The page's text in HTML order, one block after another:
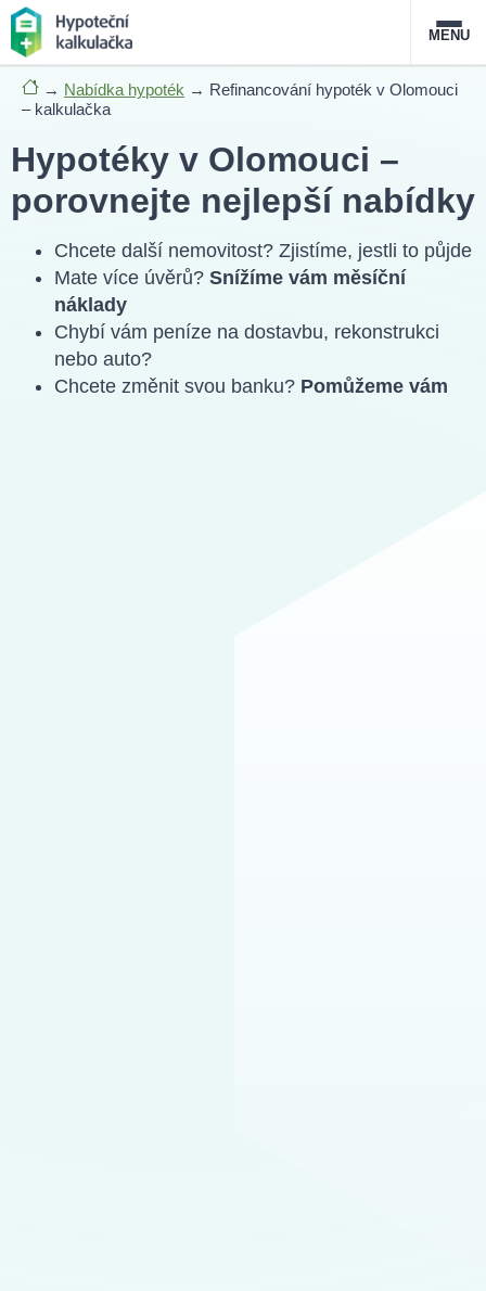
Nabídka hypoték
Magazín
O službě FAQ Slovník pojmůKontakt
MENU
→ Nabídka hypoték → Refinancování hypoték v Olomouci
– kalkulačka
Hypotéky v Olomouci –
porovnejte nejlepší nabídky
Chcete další nemovitost? Zjistíme, jestli to půjde
Mate více úvěrů? Snížíme vám měsíční
náklady
Chybí vám peníze na dostavbu, rekonstrukci
nebo auto?
Chcete změnit svou banku? Pomůžeme vám